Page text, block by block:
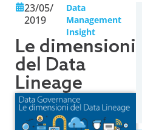
23/05/
2019
Data
Management
Insight
Le dimensioni
del Data
Lineage